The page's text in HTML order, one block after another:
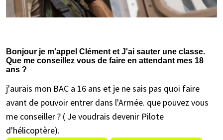
Bonjour je m'appel Clément et J'ai sauter une classe.
Que me conseillez vous de faire en attendant mes 18
ans ?
j'aurais mon BAC a 16 ans et je ne sais pas quoi faire
avant de pouvoir entrer dans l'Armée. que pouvez vous
me conseiller ? ( Je voudrais devenir Pilote
d'hélicoptère).